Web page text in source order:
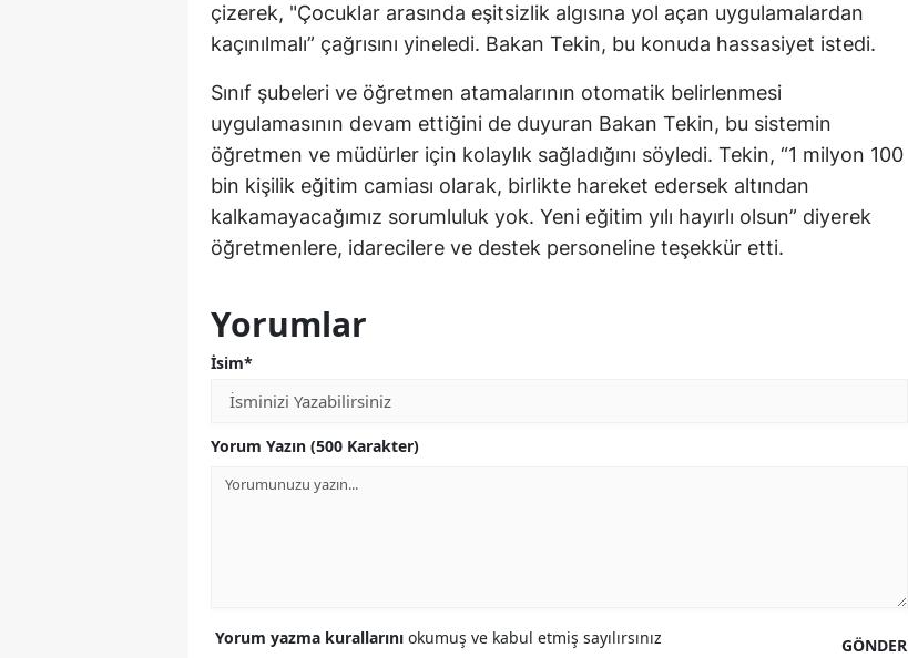
çizerek, "Çocuklar arasında eşitsizlik algısına yol açan uygulamalardan
kaçınılmalı” çağrısını yineledi. Bakan Tekin, bu konuda hassasiyet istedi.
Sınıf şubeleri ve öğretmen atamalarının otomatik belirlenmesi
uygulamasının devam ettiğini de duyuran Bakan Tekin, bu sistemin
öğretmen ve müdürler için kolaylık sağladığını söyledi. Tekin, “1 milyon 100
bin kişilik eğitim camiası olarak, birlikte hareket edersek altından
kalkamayacağımız sorumluluk yok. Yeni eğitim yılı hayırlı olsun” diyerek
öğretmenlere, idarecilere ve destek personeline teşekkür etti.
Yorumlar
İsim*
Yorum Yazın (500 Karakter)
GÖNDER
Yorum yazma kurallarını okumuş ve kabul etmiş sayılırsınız